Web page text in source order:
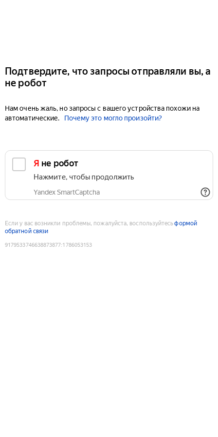
Подтвердите, что запросы отправляли вы, а
не робот
Нам очень жаль, но запросы с вашего устройства похожи на
автоматические.
Почему это могло произойти?
Я не робот
Нажмите, чтобы продолжить
Yandex SmartCaptcha
Если у вас возникли проблемы, пожалуйста, воспользуйтесьформой
обратной связи
9179533746638873877:1786053153